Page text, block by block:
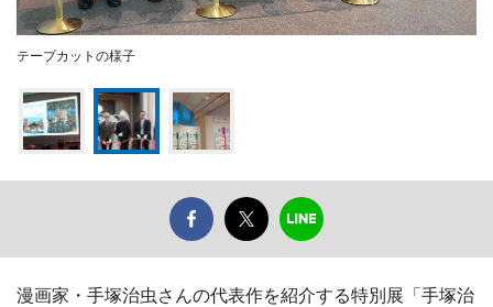
テープカットの様子
漫画家・手塚治虫さんの代表作を紹介する特別展「手塚治